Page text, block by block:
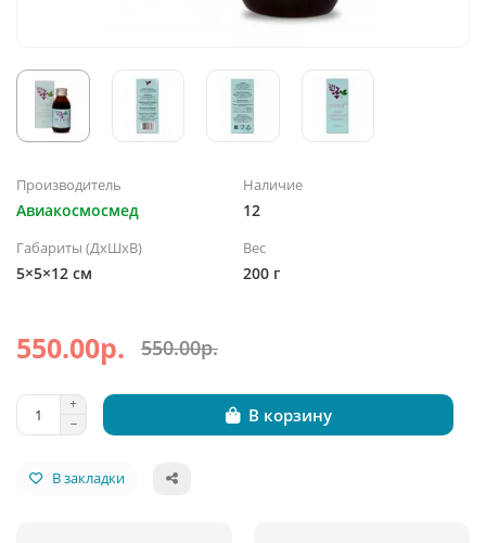
Производитель
Авиакосмосмед
Наличие
12
Габариты (ДхШхВ)
5×5×12 см
Вес
200 г
550.00р. 550.00р.
В корзину
В закладки